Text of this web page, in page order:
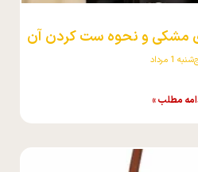
مشکی و نحوه ست کردن آن
1 مرداد
مطلب »